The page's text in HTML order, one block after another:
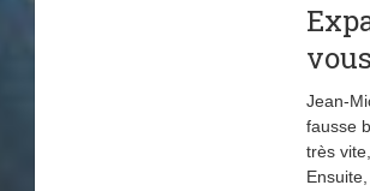
Jean-
fausse
très